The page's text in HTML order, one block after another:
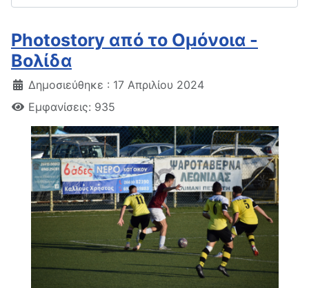
Photostory από το Ομόνοια -
Βολίδα
Δημοσιεύθηκε : 17 Απριλίου 2024
Εμφανίσεις: 935